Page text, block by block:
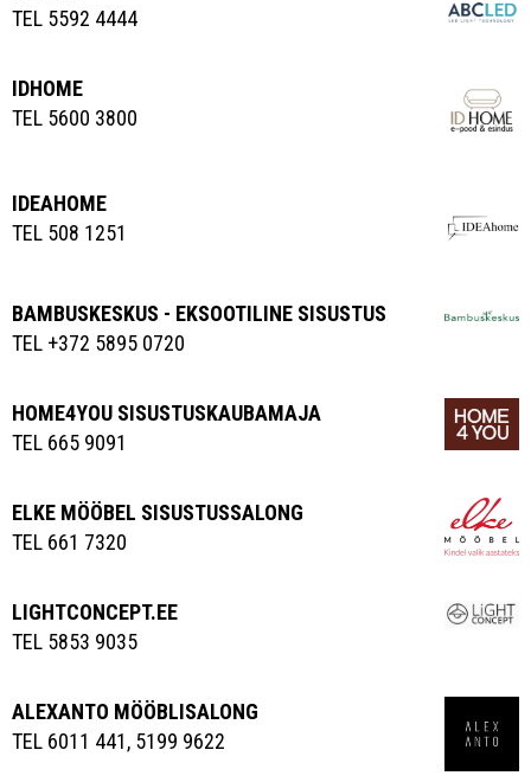
TEL 5592 4444
IDHOME
TEL 5600 3800
IDEAHOME
TEL 508 1251
BAMBUSKESKUS - EKSOOTILINE SISUSTUS
TEL +372 5895 0720
HOME4YOU SISUSTUSKAUBAMAJA
TEL 665 9091
ELKE MÖÖBEL SISUSTUSSALONG
TEL 661 7320
LIGHTCONCEPT.EE
TEL 5853 9035
ALEXANTO MÖÖBLISALONG
TEL 6011 441, 5199 9622